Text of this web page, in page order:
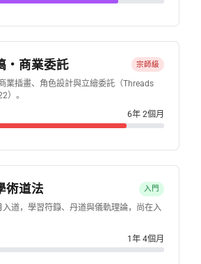
・商業委託 宗師級
業插畫、角色設計與立繪委託（Threads
）。
6年 2個月
術道法 入門
道，學習符籙、丹道與儀軌理論，尚在入
1年 4個月